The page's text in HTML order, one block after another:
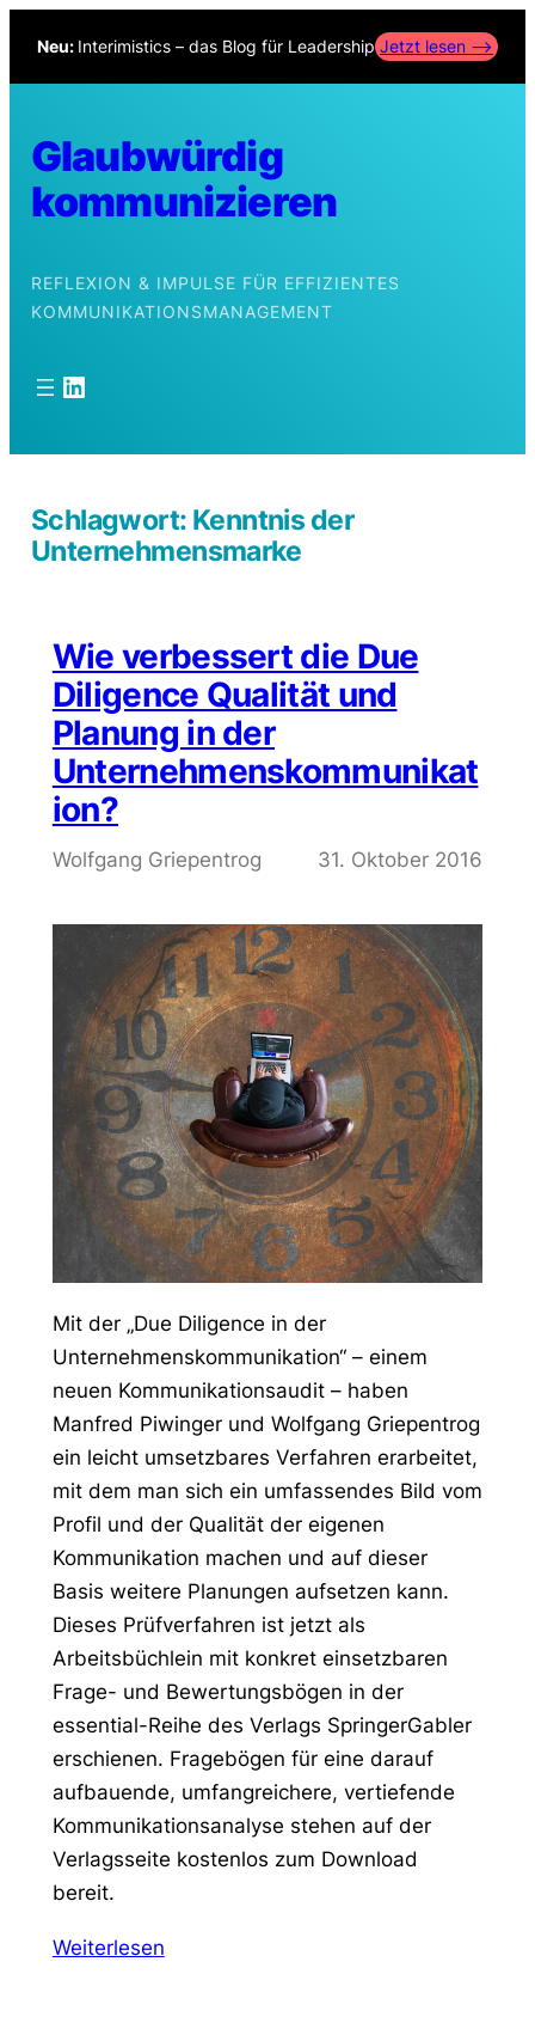
Inhalt
Neu: Interimistics – das Blog für Leadership Jetzt lesen –>
Glaubwürdig
kommunizieren
REFLEXION & IMPULSE FÜR EFFIZIENTES
KOMMUNIKATIONSMANAGEMENT
LinkedIn
Schlagwort: Kenntnis der
Unternehmensmarke
Wie verbessert die Due
Diligence Qualität und
Planung in der
Unternehmenskommunikat
ion?
Wolfgang Griepentrog 31. Oktober 2016
Mit der „Due Diligence in der
Unternehmenskommunikation“ – einem
neuen Kommunikationsaudit – haben
Manfred Piwinger und Wolfgang Griepentrog
ein leicht umsetzbares Verfahren erarbeitet,
mit dem man sich ein umfassendes Bild vom
Profil und der Qualität der eigenen
Kommunikation machen und auf dieser
Basis weitere Planungen aufsetzen kann.
Dieses Prüfverfahren ist jetzt als
Arbeitsbüchlein mit konkret einsetzbaren
Frage- und Bewertungsbögen in der
essential-Reihe des Verlags SpringerGabler
erschienen. Fragebögen für eine darauf
aufbauende, umfangreichere, vertiefende
Kommunikationsanalyse stehen auf der
Verlagsseite kostenlos zum Download
bereit.
Weiterlesen